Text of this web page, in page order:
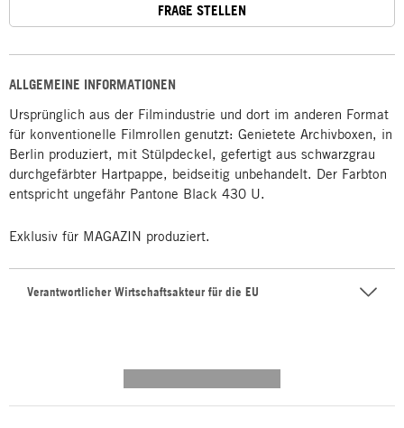
ALLGEMEINE INFORMATIONEN
Ursprünglich aus der Filmindustrie und dort im anderen Format
für konventionelle Filmrollen genutzt: Genietete Archivboxen, in
Berlin produziert, mit Stülpdeckel, gefertigt aus schwarzgrau
durchgefärbter Hartpappe, beidseitig unbehandelt. Der Farbton
entspricht ungefähr Pantone Black 430 U.
Exklusiv für MAGAZIN produziert.
Verantwortlicher Wirtschaftsakteur für die EU
FRAGE STELLEN